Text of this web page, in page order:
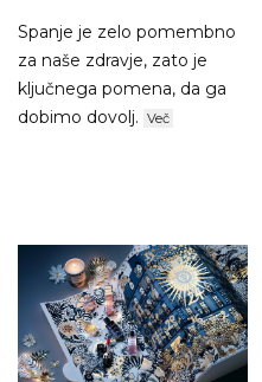
Spanje je zelo pomembno
za naše zdravje, zato je
ključnega pomena, da ga
dobimo dovolj. Več